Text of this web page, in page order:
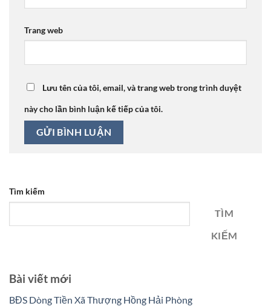
Trang web
Lưu tên của tôi, email, và trang web trong trình duyệt
này cho lần bình luận kế tiếp của tôi.
Tìm kiếm
TÌM
KIẾM
Bài viết mới
BĐS Dòng Tiền Xã Thượng Hồng Hải Phòng